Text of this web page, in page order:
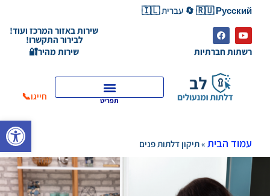
פתח
🇷🇺 Русский 🔄 עברית 🇮🇱
רשתות חברתיות
שירות באזור המרכז ועוד!
לבירור התקשרו!
שירות מהיר🔐
תפריט חייגו📞
עמוד הבית »תיקון דלתות פנים